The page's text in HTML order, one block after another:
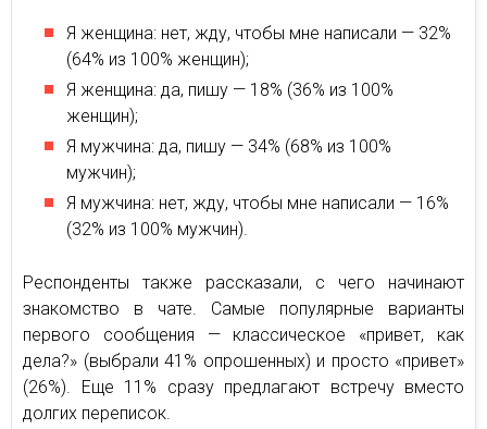
Я женщина: нет, жду, чтобы мне написали — 32%
(64% из 100% женщин);
Я женщина: да, пишу — 18% (36% из 100%
женщин);
Я мужчина: да, пишу — 34% (68% из 100%
мужчин);
Я мужчина: нет, жду, чтобы мне написали — 16%
(32% из 100% мужчин).
Респонденты также рассказали, с чего начинают
знакомство в чате. Самые популярные варианты
первого сообщения — классическое «привет, как
дела?» (выбрали 41% опрошенных) и просто «привет»
(26%). Еще 11% сразу предлагают встречу вместо
долгих переписок.